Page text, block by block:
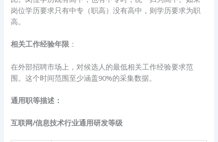
岗位学历要求只有中专（职高）没有高中，则学历要求为职
高。
相关工作经验年限 ：
在外部招聘市场上，对候选人的最低相关工作经验要求范
围。这个时间范围至少涵盖90%的采集数据。
通用职等描述：
互联网/信息技术行业通用研发等级